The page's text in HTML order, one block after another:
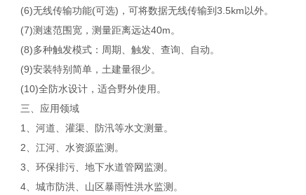
(6)无线传输功能(可选)，可将数据无线传输到3.5km以外。
(7)测速范围宽，测量距离远达40m。
(8)多种触发模式：周期、触发、查询、自动。
(9)安装特别简单，土建量很少。
(10)全防水设计，适合野外使用。
三、应用领域
1、河道、灌渠、防汛等水文测量。
2、江河、水资源监测。
3、环保排污、地下水道管网监测。
4、城市防洪、山区暴雨性洪水监测。